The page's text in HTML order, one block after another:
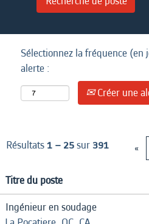
Sélectionnez la fréquence (en
alerte :
Créer une
Résultats1 – 25sur 391 «
Titre du poste
Ingénieur en soudage